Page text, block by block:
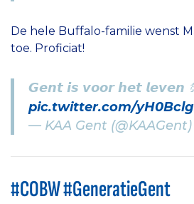
De hele Buffalo-familie wenst
toe. Proficiat!
𝙂𝙚𝙣𝙩 𝙞𝙨 𝙫𝙤𝙤𝙧 𝙝𝙚𝙩 𝙡𝙚𝙫𝙚𝙣
pic.twitter.com/
— KAA Gent (@KAAGent)
#COBW #GeneratieGent